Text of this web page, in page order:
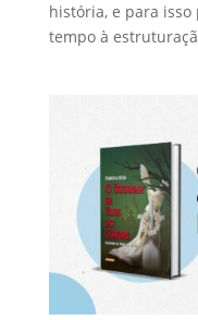
história, e para
tempo à